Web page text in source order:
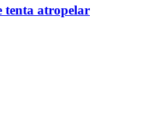
tenta atropelar